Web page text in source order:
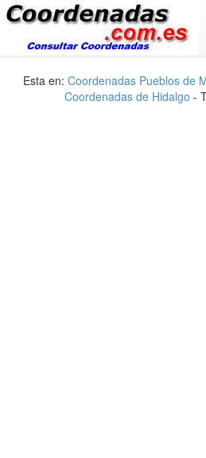
Esta en: Coordenadas Pueblos de
Coordenadas de Hidalgo -